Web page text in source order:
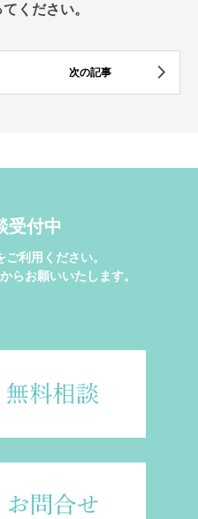
ください。
受付中
利用ください。
らお願いいたします。